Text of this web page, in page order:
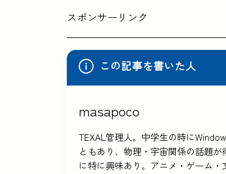
スポンサーリンク
この記事を書いた人
masapoco
TEXAL管理人。中学生の時に
ともあり、物理・宇宙関係の話題
に特に興味あり。アニメ・ゲーム